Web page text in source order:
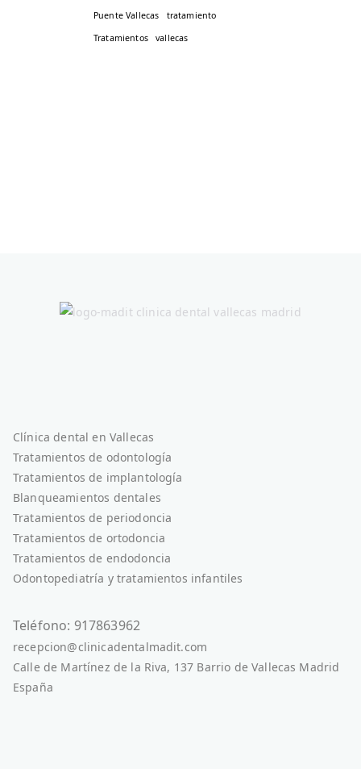
Puente Vallecas
tratamiento
Tratamientos
vallecas
Clínica dental en Vallecas
Tratamientos de odontología
Tratamientos de implantología
Blanqueamientos dentales
Tratamientos de periodoncia
Tratamientos de ortodoncia
Tratamientos de endodoncia
Odontopediatría y tratamientos infantiles
Teléfono: 917863962
recepcion@clinicadentalmadit.com
Calle de Martínez de la Riva, 137 Barrio de Vallecas Madrid
España